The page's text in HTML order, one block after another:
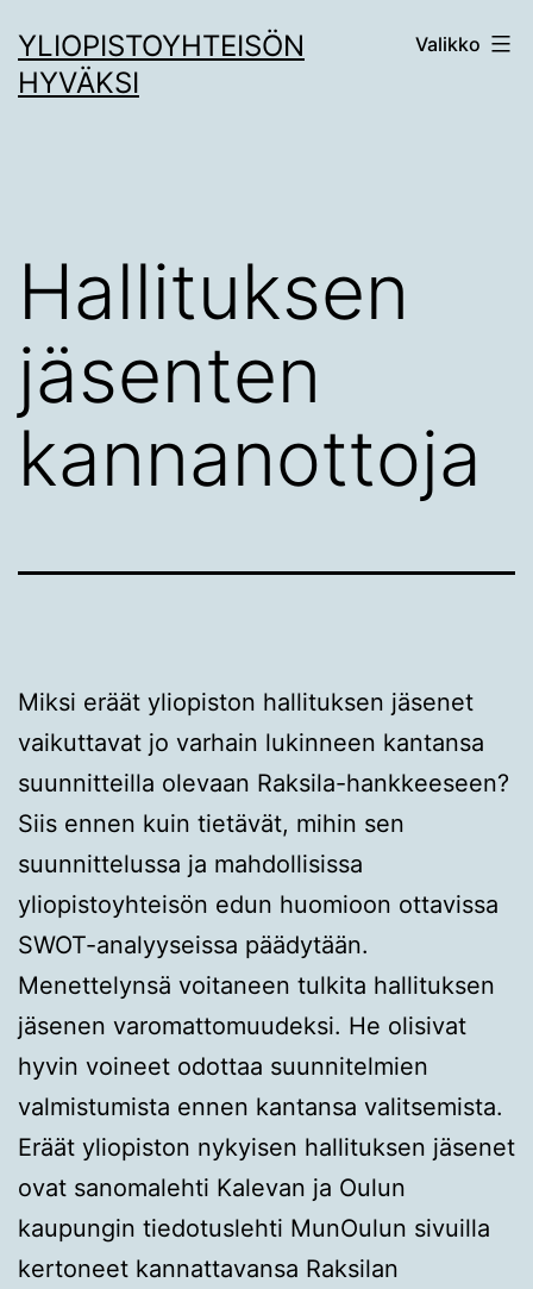
sisältöön
YLIOPISTOYHTEISÖN
HYVÄKSI
Valikko
Hallituksen
jäsenten
kannanottoja
Miksi eräät yliopiston hallituksen jäsenet
vaikuttavat jo varhain lukinneen kantansa
suunnitteilla olevaan Raksila-hankkeeseen?
Siis ennen kuin tietävät, mihin sen
suunnittelussa ja mahdollisissa
yliopistoyhteisön edun huomioon ottavissa
SWOT-analyyseissa päädytään.
Menettelynsä voitaneen tulkita hallituksen
jäsenen varomattomuudeksi. He olisivat
hyvin voineet odottaa suunnitelmien
valmistumista ennen kantansa valitsemista.
Eräät yliopiston nykyisen hallituksen jäsenet
ovat sanomalehti Kalevan ja Oulun
kaupungin tiedotuslehti MunOulun sivuilla
kertoneet kannattavansa Raksilan